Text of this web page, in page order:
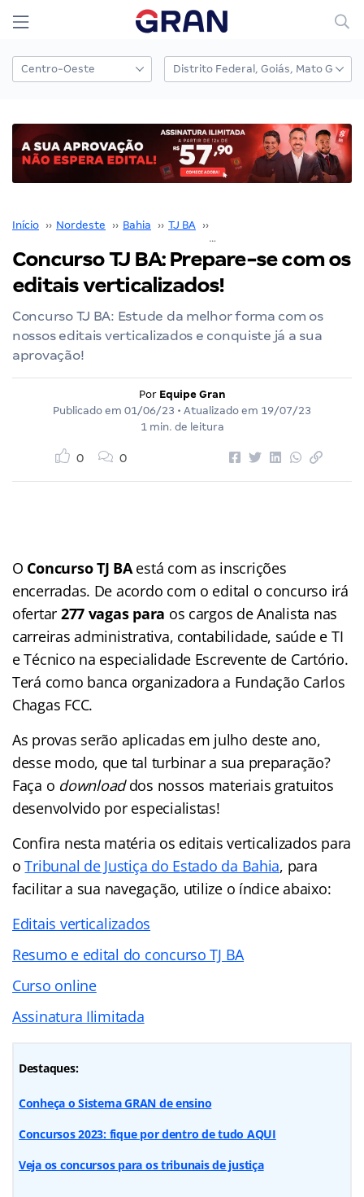
Início ›› Nordeste ›› Bahia ›› TJ BA ››
Concurso TJ BA: Prepare-se com os
editais verticalizados!
Concurso TJ BA: Estude da melhor forma com os
nossos editais verticalizados e conquiste já a sua
aprovação!
Por Equipe Gran
Publicado em 01/06/23 • Atualizado em 19/07/23
1 min. de leitura
0 0
O Concurso TJ BAestá com as inscrições
encerradas. De acordo com o edital o concurso irá
ofertar 277 vagas para os cargos de Analista nas
carreiras administrativa, contabilidade, saúde e TI
e Técnico na especialidade Escrevente de Cartório.
Terá como banca organizadora a Fundação Carlos
Chagas FCC.
As provas serão aplicadas em julho deste ano,
desse modo, que tal turbinar a sua preparação?
Faça o downloaddos nossos materiais gratuitos
desenvolvido por especialistas!
Confira nesta matéria os editais verticalizados para
oTribunal de Justiça do Estado da Bahia, para
facilitar a sua navegação, utilize o índice abaixo:
Editais verticalizados
Resumo e edital do concurso TJ BA
Curso online
Assinatura Ilimitada
Destaques:
Conheça o Sistema GRAN de ensino
Concursos 2023: fique por dentro de tudo AQUI
Veja os concursos para os tribunais de justiça